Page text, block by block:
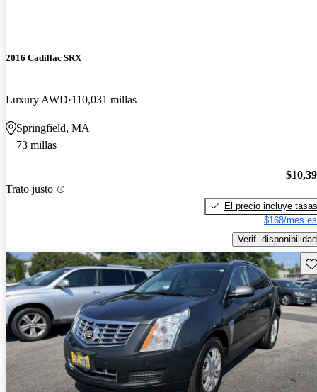
2016 Cadillac SRX
Luxury AWD 110,031 millas
Springfield, MA
73 millas
Trato justo
El precio incluye tasas
$168/mes
Verif. disponibilidad